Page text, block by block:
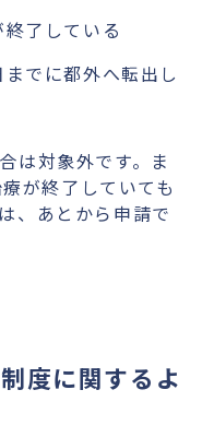
了している
でに都外へ転出し
は対象外です。ま
が終了していても
、あとから申請で
度に関するよ